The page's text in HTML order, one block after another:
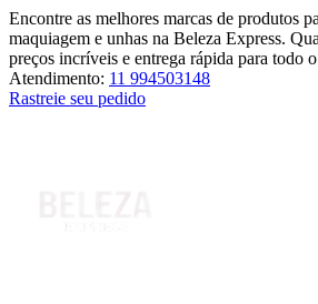
Encontre as melhores marcas de produtos
maquiagem e unhas na Beleza Express.
preços incríveis e entrega rápida para todo
Atendimento: 11 994503148
Rastreie seu pedido